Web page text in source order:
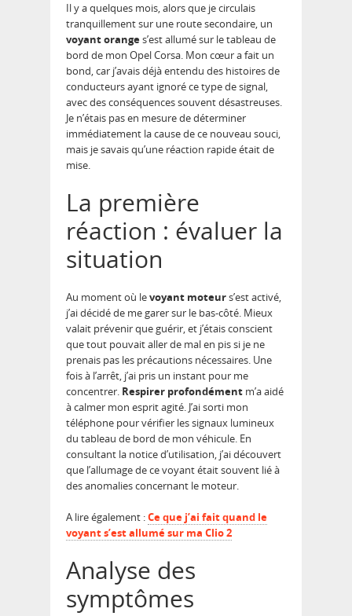
Il y a quelques mois, alors que je circulais
tranquillement sur une route secondaire, un
voyant oranges’est allumé sur le tableau de
bord de mon Opel Corsa. Mon cœur a fait un
bond, car j’avais déjà entendu des histoires de
conducteurs ayant ignoré ce type de signal,
avec des conséquences souvent désastreuses.
Je n’étais pas en mesure de déterminer
immédiatement la cause de ce nouveau souci,
mais je savais qu’une réaction rapide était de
mise.
La première
réaction : évaluer la
situation
Au moment où levoyant moteurs’est activé,
j’ai décidé de me garer sur le bas-côté. Mieux
valait prévenir que guérir, et j’étais conscient
que tout pouvait aller de mal en pis si je ne
prenais pas les précautions nécessaires. Une
fois à l’arrêt, j’ai pris un instant pour me
concentrer. Respirer profondément m’a aidé
à calmer mon esprit agité. J’ai sorti mon
téléphone pour vérifier les signaux lumineux
du tableau de bord de mon véhicule. En
consultant la notice d’utilisation, j’ai découvert
que l’allumage de ce voyant était souvent lié à
des anomalies concernant le moteur.
A lire également :Ce que j’ai fait quand le
voyant s’est allumé sur ma Clio 2
Analyse des
symptômes